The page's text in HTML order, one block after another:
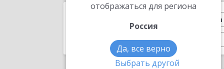
отображаться для региона
Россия
Да, все верно
Выбрать другой
Управление производством
День Документооборота 2024